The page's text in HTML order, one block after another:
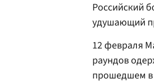
Российский
удушающий
12 февраля
раундов
прошедшем в